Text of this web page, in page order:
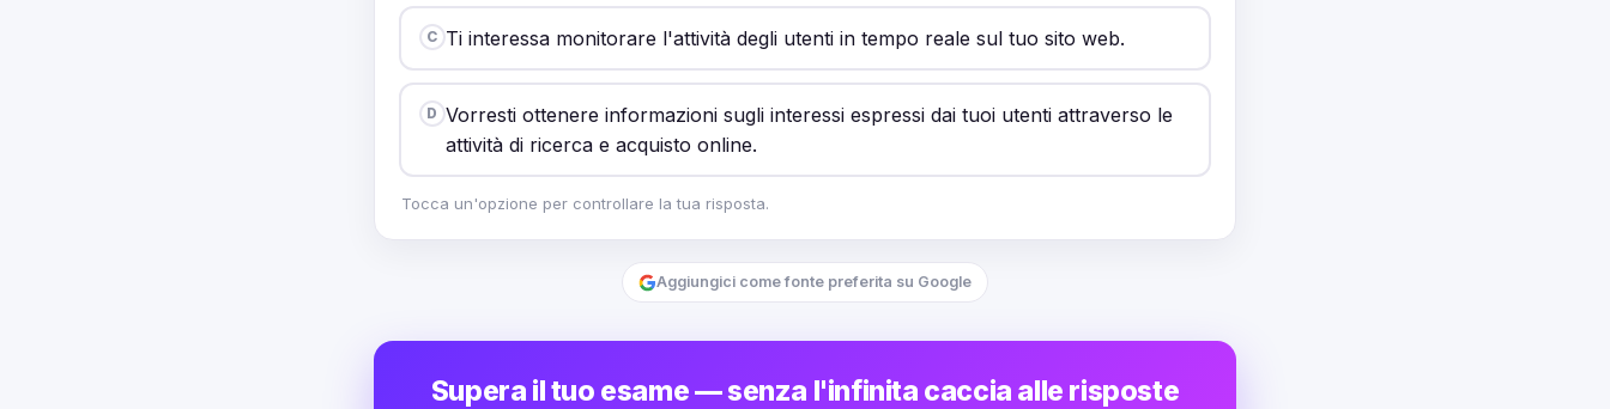
C Ti interessa monitorare l'attività degli utenti in tempo reale sul tuo sito web.
D Vorresti ottenere informazioni sugli interessi espressi dai tuoi utenti attraverso le
attività di ricerca e acquisto online.
Tocca un'opzione per controllare la tua risposta.
Aggiungici come fonte preferita su Google
Supera il tuo esame — senza l'infinita caccia alle risposte